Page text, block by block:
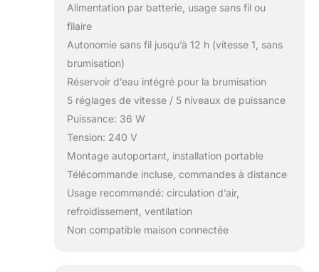
Alimentation par batterie, usage sans fil ou
filaire
Autonomie sans fil jusqu’à 12 h (vitesse 1, sans
brumisation)
Réservoir d’eau intégré pour la brumisation
5 réglages de vitesse / 5 niveaux de puissance
Puissance: 36 W
Tension: 240 V
Montage autoportant, installation portable
Télécommande incluse, commandes à distance
Usage recommandé: circulation d’air,
refroidissement, ventilation
Non compatible maison connectée